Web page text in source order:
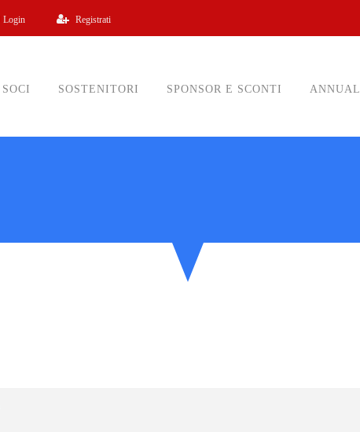
Login Registrati
SOCI SOSTENITORI SPONSOR E SCONTI ANNUAL